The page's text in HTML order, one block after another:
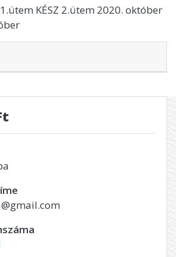
KÉSZ 2.ütem 2020. október